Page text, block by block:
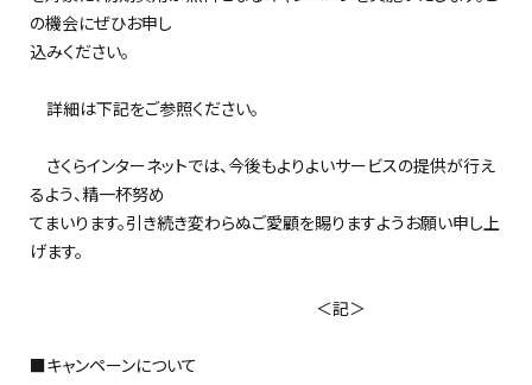
の機会にぜひお申し
込みください。
詳細は下記をご参照ください。
さくらインターネットでは、今後もよりよいサービスの提供が行え
るよう、精一杯努め
てまいります。引き続き変わらぬご愛顧を賜りますようお願い申し上
げます。
＜記＞
■キャンペーンについて